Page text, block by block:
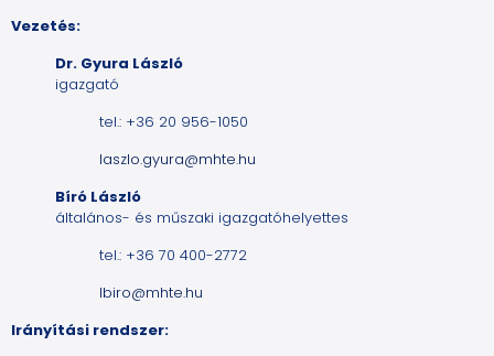
Vezetés:
Dr. Gyura László
igazgató
tel.: +36 20 956-1050
laszlo.gyura@mhte.hu
Bíró László
általános- és műszaki igazgatóhelyettes
tel.: +36 70 400-2772
lbiro@mhte.hu
Irányítási rendszer: